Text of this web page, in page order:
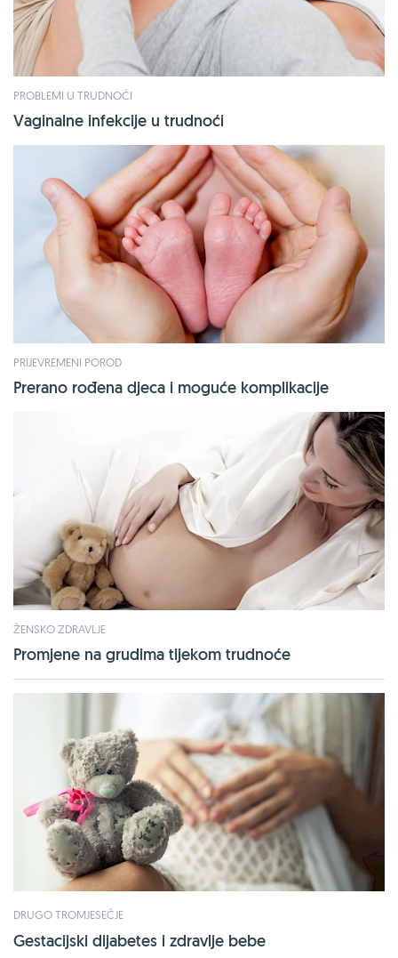
PROBLEMI U TRUDNOĆI
Vaginalne infekcije u trudnoći
PRIJEVREMENI POROD
Prerano rođena djeca i moguće komplikacije
ŽENSKO ZDRAVLJE
Promjene na grudima tijekom trudnoće
DRUGO TROMJESEČJE
Gestacijski dijabetes i zdravlje bebe